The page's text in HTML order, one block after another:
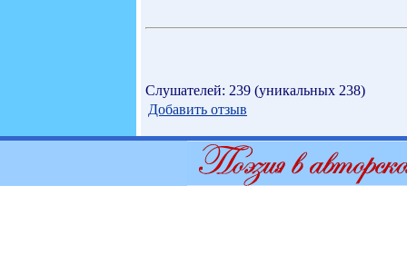
Слушателей: 239 (уникальных 238)
Добавить отзыв